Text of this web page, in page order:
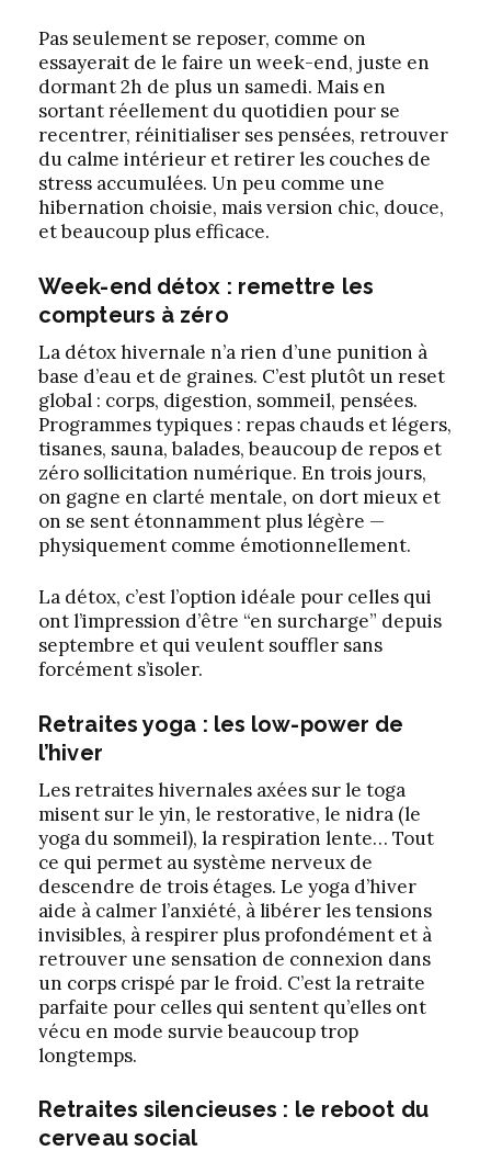
Pas seulement se reposer, comme on
essayerait de le faire un week-end, juste en
dormant 2h de plus un samedi. Mais en
sortant réellement du quotidien pour se
recentrer, réinitialiser ses pensées, retrouver
du calme intérieur et retirer les couches de
stress accumulées. Un peu comme une
hibernation choisie, mais version chic, douce,
et beaucoup plus efficace.
Week-end détox : remettre les
compteurs à zéro
La détox hivernale n’a rien d’une punition à
base d’eau et de graines. C’est plutôt un reset
global : corps, digestion, sommeil, pensées.
Programmes typiques : repas chauds et légers,
tisanes, sauna, balades, beaucoup de repos et
zéro sollicitation numérique. En trois jours,
on gagne en clarté mentale, on dort mieux et
on se sent étonnamment plus légère —
physiquement comme émotionnellement.
La détox, c’est l’option idéale pour celles qui
ont l’impression d’être “en surcharge” depuis
septembre et qui veulent souffler sans
forcément s’isoler.
Retraites yoga : les low-power de
l’hiver
Les retraites hivernales axées sur le toga
misent sur le yin, le restorative, le nidra (le
yoga du sommeil), la respiration lente… Tout
ce qui permet au système nerveux de
descendre de trois étages. Le yoga d’hiver
aide à calmer l’anxiété, à libérer les tensions
invisibles, à respirer plus profondément et à
retrouver une sensation de connexion dans
un corps crispé par le froid. C’est la retraite
parfaite pour celles qui sentent qu’elles ont
vécu en mode survie beaucoup trop
longtemps.
Retraites silencieuses : le reboot du
cerveau social